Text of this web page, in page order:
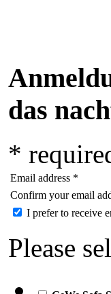
das
*
Email address *
Confirm your email
I prefer to receive
Please